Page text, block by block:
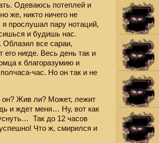
Одеваюсь потеплей и
же, никто ничего не
прослушал пару нотаций,
и будишь нас.
все сараи,
нигде. Весь день так и
к благоразумию и
час. Но он так и не
он? Жив ли? Может, лежит
и ждет меня… Ну, вот как
Так до 12 часов
Что ж, смирился и